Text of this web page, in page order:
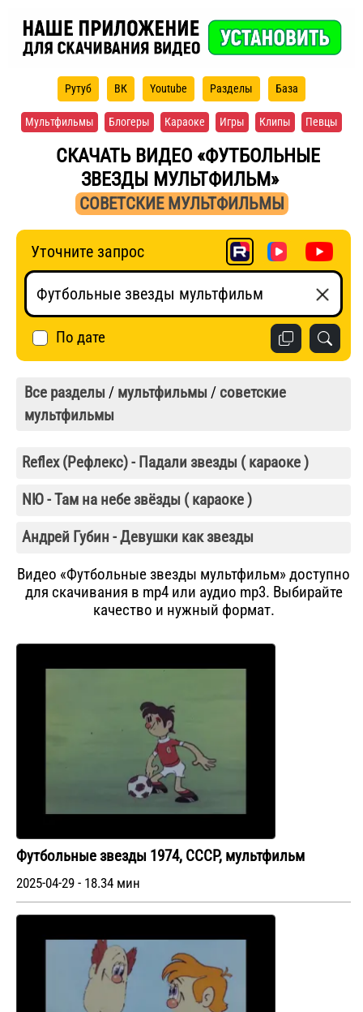
Рутуб ВК Youtube Разделы База
Мультфильмы Блогеры Караоке Игры Клипы Певцы
СКАЧАТЬ ВИДЕО «ФУТБОЛЬНЫЕ
ЗВЕЗДЫ МУЛЬТФИЛЬМ»
СОВЕТСКИЕ МУЛЬТФИЛЬМЫ
Уточните запрос
По дате
Все разделы / мультфильмы / советские
мультфильмы
Reflex (Рефлекс) - Падали звезды ( караоке )
NЮ - Там на небе звёзды ( караоке )
Андрей Губин - Девушки как звезды
Видео «Футбольные звезды мультфильм» доступно
для скачивания в mp4 или аудио mp3. Выбирайте
качество и нужный формат.
Футбольные звезды 1974, СССР, мультфильм
2025-04-29 - 18.34 мин